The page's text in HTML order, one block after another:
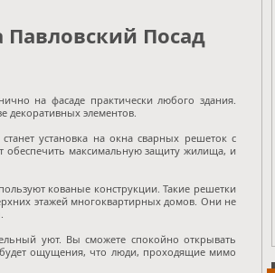
Павловский Посад
на фасаде практически любого здания.
декоративных элементов.
установка на окна сварных решеток с
обеспечить максимальную защиту жилища, и
кованые конструкции. Такие решетки
этажей многоквартирных домов. Они не
уют. Вы сможете спокойно открывать
ощущения, что люди, проходящие мимо